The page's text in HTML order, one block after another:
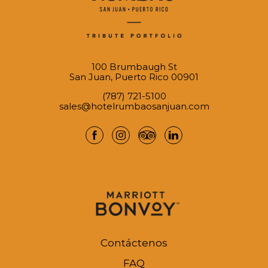
100 Brumbaugh St
San Juan, Puerto Rico 00901
(787) 721-5100
sales@hotelrumbaosanjuan.com
Contáctenos
FAQ